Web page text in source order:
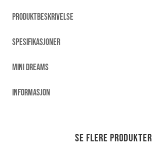
PRODUKTBESKRIVELSE
SPESIFIKASJONER
MINI DREAMS
INFORMASJON
Se flere produkter